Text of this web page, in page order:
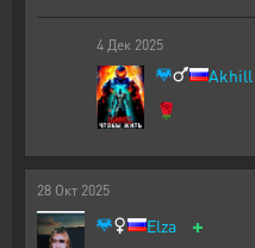
4 Дек 2025
Akhill
🌹
28 Окт 2025
Elza +